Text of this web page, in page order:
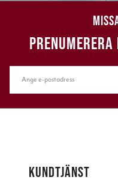
KUNDTJÄNST